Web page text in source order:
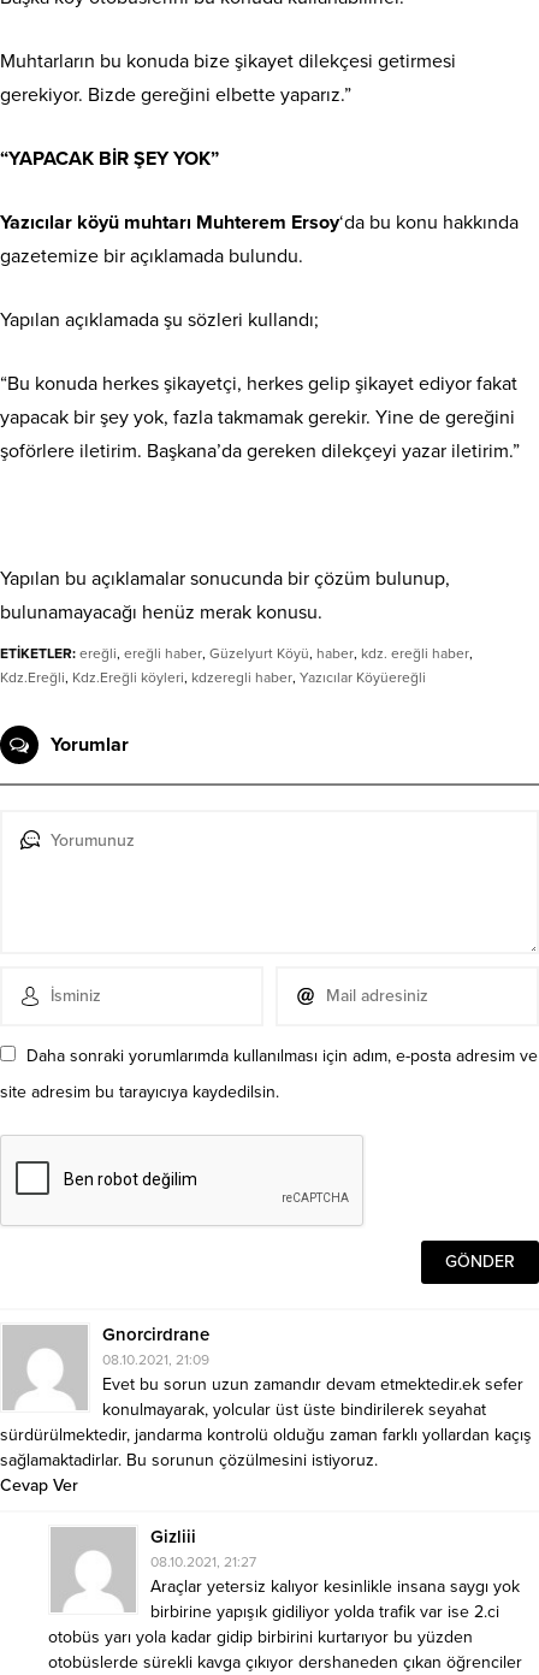
Muhtarların bu konuda bize şikayet dilekçesi getirmesi
gerekiyor. Bizde gereğini elbette yaparız.”
“YAPACAK BİR ŞEY YOK”
Yazıcılar köyü muhtarı Muhterem Ersoy‘da bu konu hakkında
gazetemize bir açıklamada bulundu.
Yapılan açıklamada şu sözleri kullandı;
“Bu konuda herkes şikayetçi, herkes gelip şikayet ediyor fakat
yapacak bir şey yok, fazla takmamak gerekir. Yine de gereğini
şoförlere iletirim. Başkana’da gereken dilekçeyi yazar iletirim.”
Yapılan bu açıklamalar sonucunda bir çözüm bulunup,
bulunamayacağı henüz merak konusu.
ETİKETLER: ereğli, ereğli haber, Güzelyurt Köyü, haber, kdz. ereğli haber,
Kdz.Ereğli, Kdz.Ereğli köyleri, kdzeregli haber, Yazıcılar Köyüereğli
Yorumlar
Daha sonraki yorumlarımda kullanılması için adım, e-posta adresim ve
site adresim bu tarayıcıya kaydedilsin.
Gnorcirdrane
08.10.2021, 21:09
Evet bu sorun uzun zamandır devam etmektedir.ek sefer
konulmayarak, yolcular üst üste bindirilerek seyahat
sürdürülmektedir, jandarma kontrolü olduğu zaman farklı yollardan kaçış
sağlamaktadirlar. Bu sorunun çözülmesini istiyoruz.
Cevap Ver
Gizliii
08.10.2021, 21:27
Araçlar yetersiz kalıyor kesinlikle insana saygı yok
birbirine yapışık gidiliyor yolda trafik var ise 2.ci
otobüs yarı yola kadar gidip birbirini kurtarıyor bu yüzden
otobüslerde sürekli kavga çıkıyor dershaneden çıkan öğrenciler